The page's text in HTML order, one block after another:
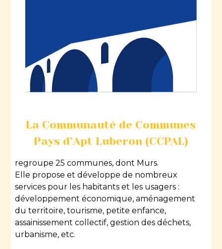
La Communauté de Communes
Pays d’Apt Luberon (CCPAL)
regroupe 25 communes, dont Murs.
Elle propose et développe de nombreux
services pour les habitants et les usagers :
développement économique, aménagement
du territoire, tourisme, petite enfance,
assainissement collectif, gestion des déchets,
urbanisme, etc.